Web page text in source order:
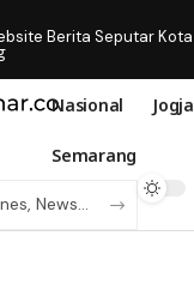
Berita Seputar Kota
Nasional Jogja
Semarang